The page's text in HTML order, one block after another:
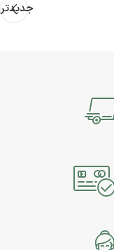
جدیدتر